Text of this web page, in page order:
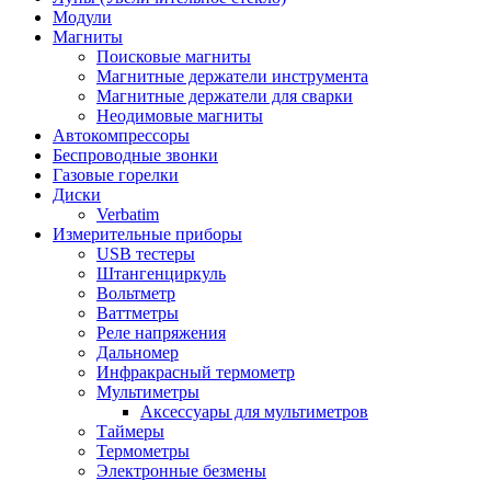
Модули
Магниты
Поисковые магниты
Магнитные держатели инструмента
Магнитные держатели для сварки
Неодимовые магниты
Автокомпрессоры
Беспроводные звонки
Газовые горелки
Диски
Verbatim
Измерительные приборы
USB тестеры
Штангенциркуль
Вольтметр
Ваттметры
Реле напряжения
Дальномер
Инфракрасный термометр
Мультиметры
Аксессуары для мультиметров
Таймеры
Термометры
Электронные безмены